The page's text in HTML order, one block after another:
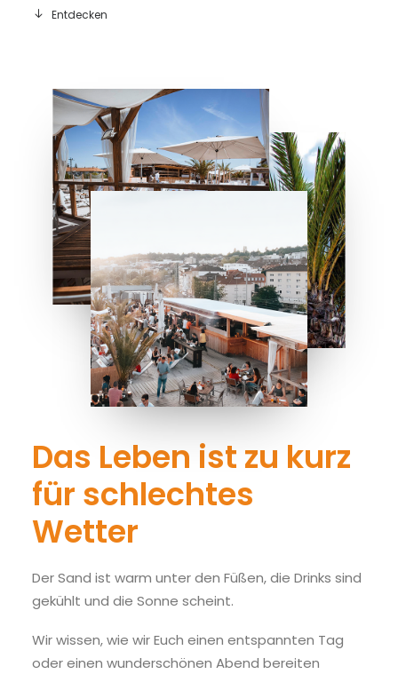
Entdecken
Das Leben ist zu kurz
für schlechtes
Wetter
Der Sand ist warm unter den Füßen, die Drinks sind
gekühlt und die Sonne scheint.
Wir wissen, wie wir Euch einen entspannten Tag
oder einen wunderschönen Abend bereiten